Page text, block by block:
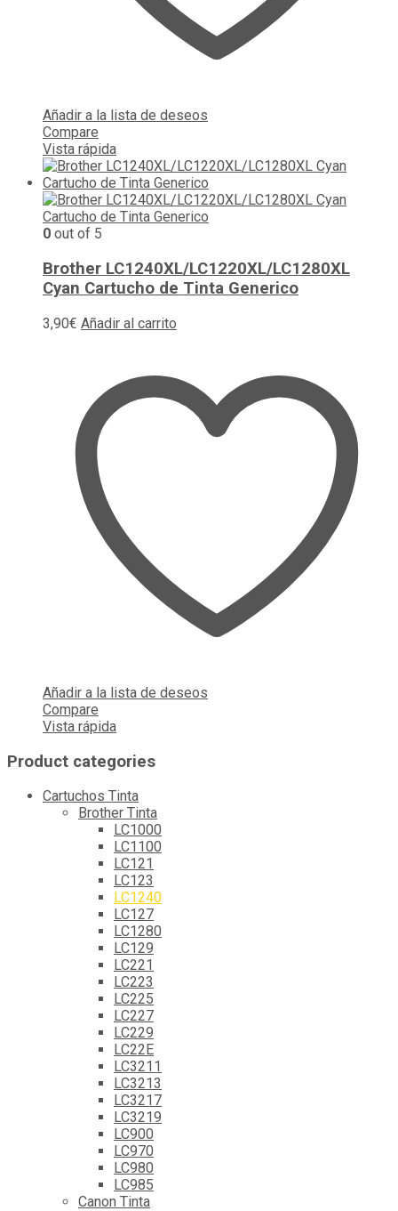
Añadir a la lista de deseos
Compare
Vista rápida
0 out of 5
Brother LC1240XL/LC1220XL/LC1280XL
Cyan Cartucho de Tinta Generico
3,90€ Añadir al carrito
Añadir a la lista de deseos
Compare
Vista rápida
Product categories
Cartuchos Tinta
Brother Tinta
LC1000
LC1100
LC121
LC123
LC1240
LC127
LC1280
LC129
LC221
LC223
LC225
LC227
LC229
LC22E
LC3211
LC3213
LC3217
LC3219
LC900
LC970
LC980
LC985
Canon Tinta